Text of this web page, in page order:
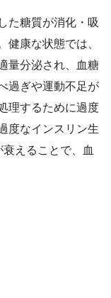
た糖質が消化・吸
健康な状態では、
量分泌され、血糖
過ぎや運動不足が
理するために過度
度なインスリン生
えることで、血